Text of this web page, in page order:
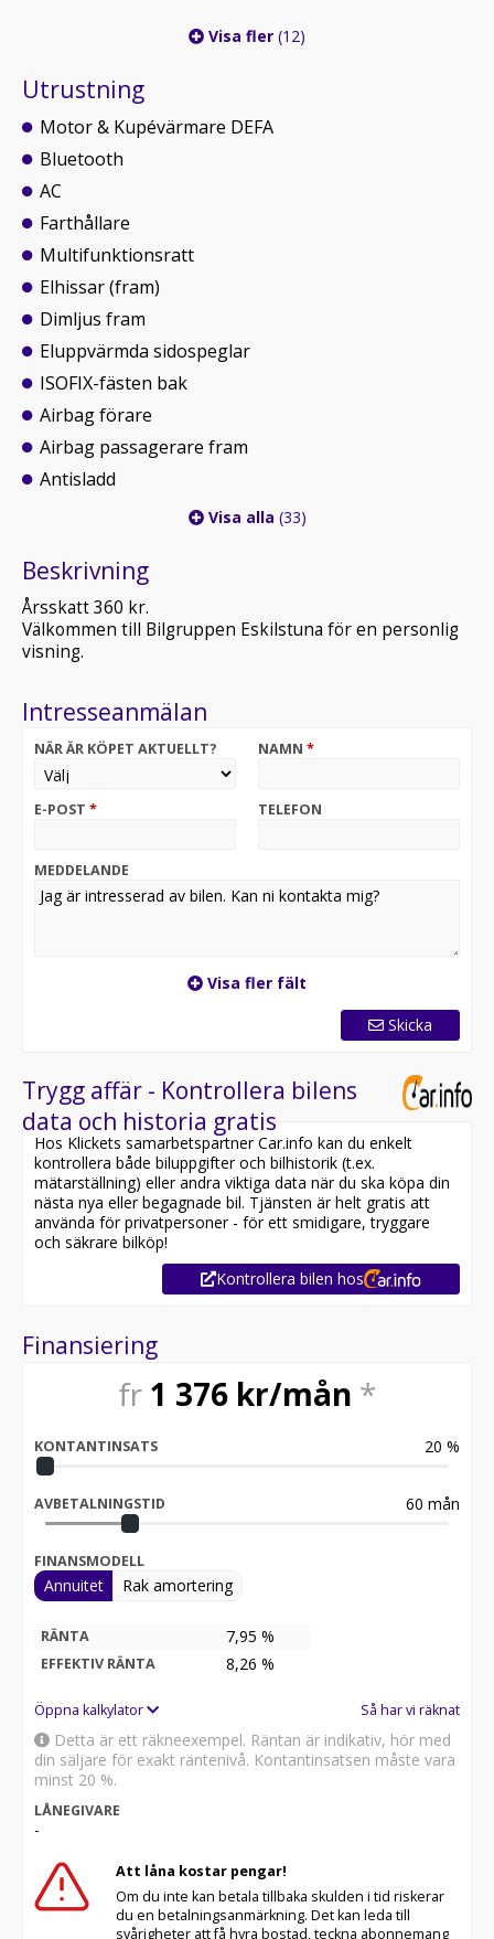
Visa fler (12)
Utrustning
Motor & Kupévärmare DEFA
Bluetooth
AC
Farthållare
Multifunktionsratt
Elhissar (fram)
Dimljus fram
Eluppvärmda sidospeglar
ISOFIX-fästen bak
Airbag förare
Airbag passagerare fram
Antisladd
Visa alla (33)
Beskrivning
Årsskatt 360 kr.
Välkommen till Bilgruppen Eskilstuna för en personlig
visning.
Intresseanmälan
NÄR ÄR KÖPET AKTUELLT? NAMN *
E-POST * TELEFON
MEDDELANDE
Visa fler fält
Skicka
Trygg affär - Kontrollera bilens
data och historia gratis
Hos Klickets samarbetspartner Car.info kan du enkelt
kontrollera både biluppgifter och bilhistorik (t.ex.
mätarställning) eller andra viktiga data när du ska köpa din
nästa nya eller begagnade bil. Tjänsten är helt gratis att
använda för privatpersoner - för ett smidigare, tryggare
och säkrare bilköp!
Kontrollera bilen hos
Finansiering
fr 1 376 kr/mån *
KONTANTINSATS 20 %
AVBETALNINGSTID 60 mån
FINANSMODELL
Annuitet Rak amortering
RÄNTA 7,95 %
EFFEKTIV RÄNTA 8,26 %
Öppna kalkylator Så har vi räknat
Detta är ett räkneexempel. Räntan är indikativ, hör med
din säljare för exakt räntenivå. Kontantinsatsen måste vara
minst 20 %.
LÅNEGIVARE
-
Att låna kostar pengar!
Om du inte kan betala tillbaka skulden i tid riskerar
du en betalningsanmärkning. Det kan leda till
svårigheter att få hyra bostad, teckna abonnemang